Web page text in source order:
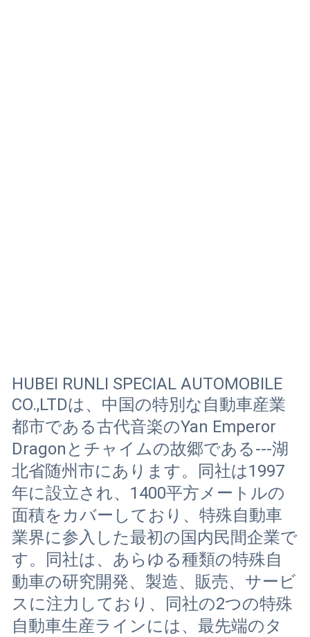
HUBEI RUNLI SPECIAL AUTOMOBILE
CO.,LTDは、中国の特別な自動車産業
都市である古代音楽のYan Emperor
Dragonとチャイムの故郷である---湖
北省随州市にあります。同社は1997
年に設立され、1400平方メートルの
面積をカバーしており、特殊自動車
業界に参入した最初の国内民間企業で
す。同社は、あらゆる種類の特殊自
動車の研究開発、製造、販売、サービ
スに注力しており、同社の2つの特殊
自動車生産ラインには、最先端のタ